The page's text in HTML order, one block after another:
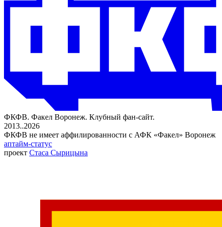
ФКФВ. Факел Воронеж. Клубный фан-сайт.
2013..2026
ФКФВ не имеет аффилированности с АФК «Факел» Воронеж
аптайм-статус
проект Стаса Сырицына